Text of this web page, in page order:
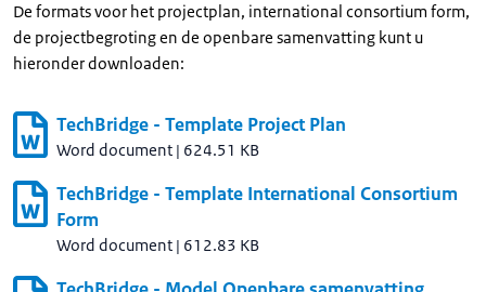
De formats voor het projectplan, international consortium form,
de projectbegroting en de openbare samenvatting kunt u
hieronder downloaden:
TechBridge - Template Project Plan
Word document | 624.51 KB
TechBridge - Template International Consortium
Form
Word document | 612.83 KB